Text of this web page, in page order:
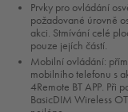
Prvky pro ovládání
požadované úrovně
akci. Stmívání celé
pouze jejích částí.
Mobilní ovládání:
mobilního telefonu s
4Remote BT APP. Při
BasicDIM Wireless